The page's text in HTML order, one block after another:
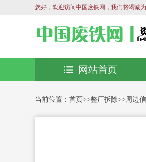
您好，欢迎访问中国废铁网，我们将竭诚为
网站首页
当前位置： 首页>>整厂拆除>>周边